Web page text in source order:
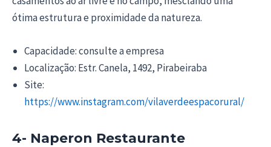
ótima estrutura e proximidade da natureza.
Capacidade: consulte a empresa
Localização: Estr. Canela, 1492, Pirabeiraba
Site:
https://www.instagram.com/vilaverdeespacorural/
4- Naperon Restaurante